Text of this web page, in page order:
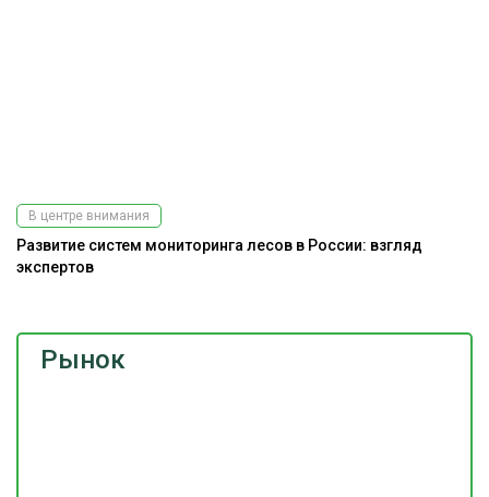
Рынок
В центре внимания
Развитие систем мониторинга лесов в России: взгляд
экспертов